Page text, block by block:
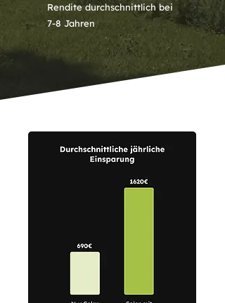
Rendite durchschnittlich bei
7-8 Jahren